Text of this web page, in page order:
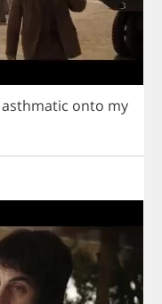
asthmatic onto my